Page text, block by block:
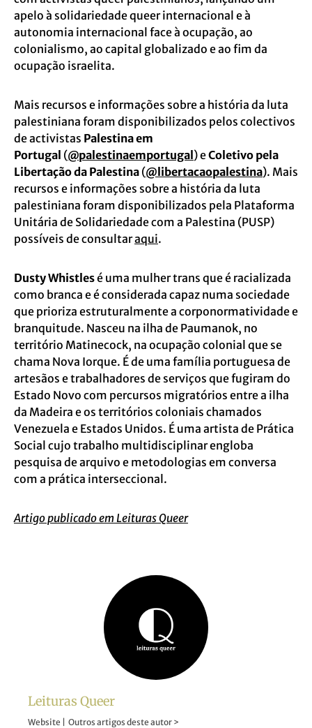
apelo à solidariedade queer internacional e à
autonomia internacional face à ocupação, ao
colonialismo, ao capital globalizado e ao fim da
ocupação israelita.
Mais recursos e informações sobre a história da luta
palestiniana foram disponibilizados pelos colectivos
de activistas Palestina em
Portugal (@palestinaemportugal ) eColetivo pela
Libertação da Palestina (@libertacaopalestina). Mais
recursos e informações sobre a história da luta
palestiniana foram disponibilizados pela Plataforma
Unitária de Solidariedade com a Palestina (PUSP)
possíveis de consultaraqui.
Dusty Whistlesé uma mulher trans que é racializada
como branca e é considerada capaz numa sociedade
que prioriza estruturalmente a corponormatividade e
branquitude. Nasceu na ilha de Paumanok, no
território Matinecock, na ocupação colonial que se
chama Nova Iorque. É de uma família portuguesa de
artesãos e trabalhadores de serviços que fugiram do
Estado Novo com percursos migratórios entre a ilha
da Madeira e os territórios coloniais chamados
Venezuela e Estados Unidos. É uma artista de Prática
Social cujo trabalho multidisciplinar engloba
pesquisa de arquivo e metodologias em conversa
com a prática interseccional.
Artigo publicado em Leituras Queer
Leituras Queer
Website Outros artigos deste autor >